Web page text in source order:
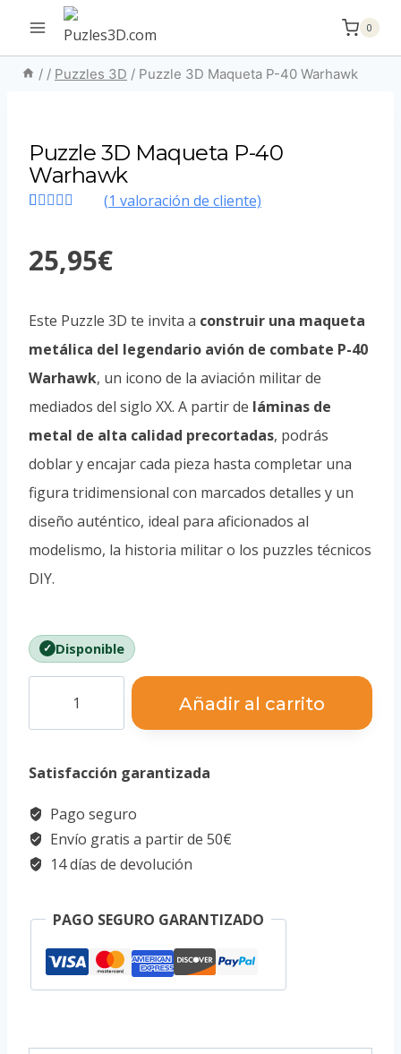
contenido
0
/ / Puzzles 3D / Puzzle 3D Maqueta P-40 Warhawk
Puzzle 3D Maqueta P-40
Warhawk
5 en base a
valoración
de un cliente
(1 valoración de cliente)
25,95€
Este Puzzle 3D te invita a construir una maqueta
metálica del legendario avión de combate P-40
Warhawk, un icono de la aviación militar de
mediados del siglo XX. A partir de láminas de
metal de alta calidad precortadas, podrás
doblar y encajar cada pieza hasta completar una
figura tridimensional con marcados detalles y un
diseño auténtico, ideal para aficionados al
modelismo, la historia militar o los puzzles técnicos
DIY.
Disponible
P-
40
Warhawk
cantidad
Añadir al carrito
Satisfacción garantizada
Pago seguro
Envío gratis a partir de 50€
14 días de devolución
PAGO SEGURO GARANTIZADO